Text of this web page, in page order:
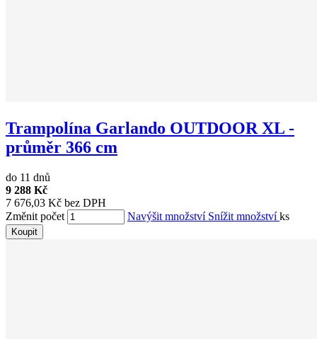
Trampolína Garlando OUTDOOR XL -
průměr 366 cm
do 11 dnů
9 288 Kč
7 676,03 Kč bez DPH
Změnit počet
Navýšit množství Snížit množstvíks
Koupit